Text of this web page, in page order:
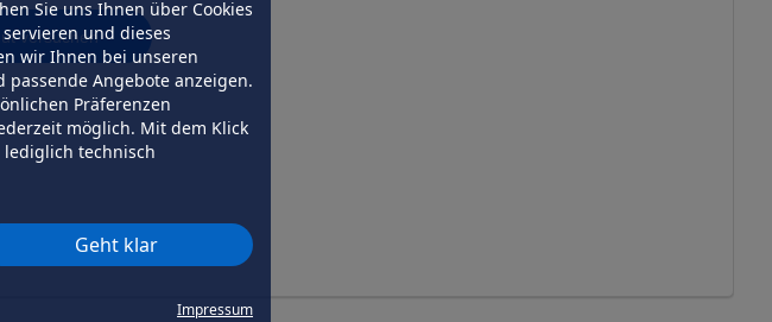
Sie uns Ihnen über Cookies
und dieses
wir Ihnen bei unseren
Angebote anzeigen.
Präferenzen
möglich. Mit dem Klick
lediglich technisch
Geht klar
Impressum
versuchen